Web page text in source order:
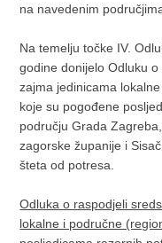
na navedenim
Na temelju točke IV.
godine donijelo Odluku
zajma jedinicama
koje su pogođene
području Grada
zagorske županije i
šteta od potresa.
Odluka o raspodjeli
lokalne i područne